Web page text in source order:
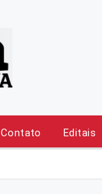
Contato Editais